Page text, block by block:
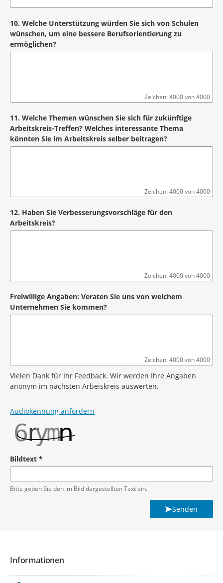
10. Welche Unterstützung würden Sie sich von Schulen
wünschen, um eine bessere Berufsorientierung zu
ermöglichen?
Zeichen: 4000 von 4000
11. Welche Themen wünschen Sie sich für zukünftige
Arbeitskreis-Treffen? Welches interessante Thema
könnten Sie im Arbeitskreis selber beitragen?
Zeichen: 4000 von 4000
12. Haben Sie Verbesserungsvorschläge für den
Arbeitskreis?
Zeichen: 4000 von 4000
Freiwillige Angaben: Veraten Sie uns von welchem
Unternehmen Sie kommen?
Zeichen: 4000 von 4000
Vielen Dank für Ihr Feedback. Wir werden Ihre Angaben
anonym im nächsten Arbeiskreis auswerten.
Audiokennung anfordern
Bildtext *
Pflichtangabe
Bitte geben Sie den im Bild dargestellten Text ein.
Senden
Informationen